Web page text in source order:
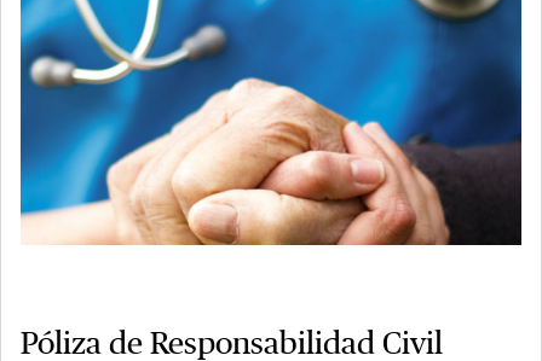
Póliza de Responsabilidad Civil